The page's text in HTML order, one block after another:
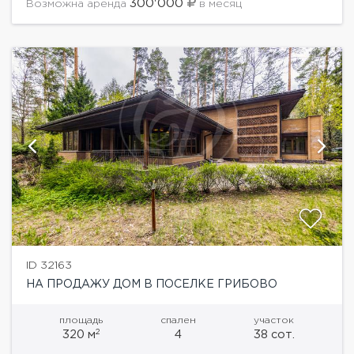
Возможна аренда 300'000 в месяц
ID 32163
НА ПРОДАЖУ ДОМ В ПОСЕЛКЕ ГРИБОВО
площадь
320 м2
спален
4
участок
38 сот.